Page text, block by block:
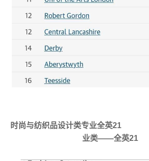
时尚与纺织品设计类专业全
业类——全英21